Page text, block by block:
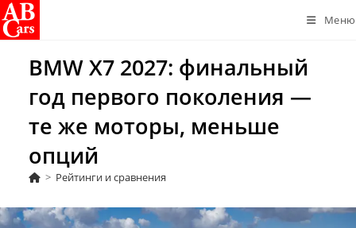
Перейти
к
Меню
BMW X7 2027: финальный
год первого поколения —
те же моторы, меньше
опций
> Рейтинги и сравнения